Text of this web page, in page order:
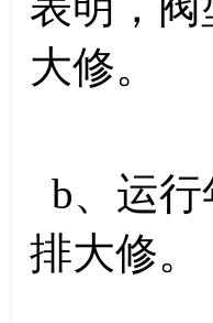
大修。
b、运
排大修。